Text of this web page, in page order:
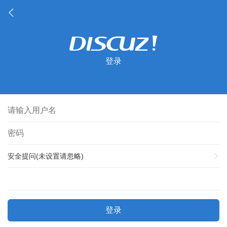
登录
安全提问(未设置请忽略)
登录